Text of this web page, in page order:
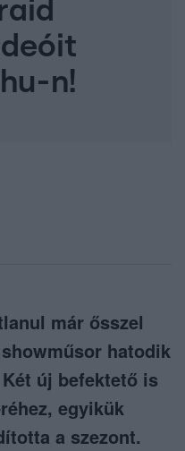
n!
már ősszel
hatodik
új befektető is
egyikük
a szezont.